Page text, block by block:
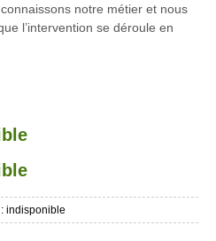
notre métier et nous
l’intervention se déroule en
indisponible